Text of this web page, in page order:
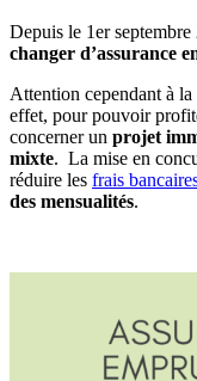
Depuis le 1er septembre
changer d’assurance
Attention cependant à
effet, pour pouvoir
concerner un projet
mixte. La mise en
réduire les frais
des mensualités.